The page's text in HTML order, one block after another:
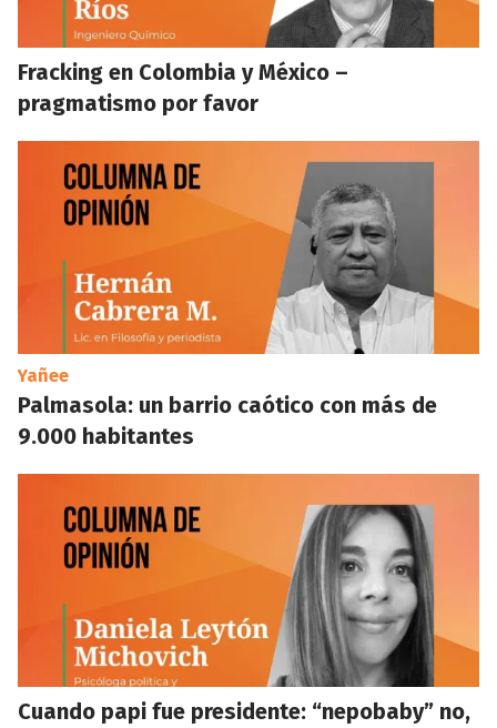
Fracking en Colombia y México –
pragmatismo por favor
Yañee
Palmasola: un barrio caótico con más de
9.000 habitantes
Cuando papi fue presidente: “nepobaby” no,